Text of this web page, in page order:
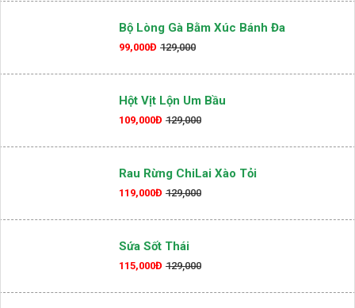
Bộ Lòng Gà Bằm Xúc Bánh Đa
99,000Đ 129,000
Hột Vịt Lộn Um Bầu
109,000Đ 129,000
Rau Rừng ChiLai Xào Tỏi
119,000Đ 129,000
Sứa Sốt Thái
115,000Đ 129,000